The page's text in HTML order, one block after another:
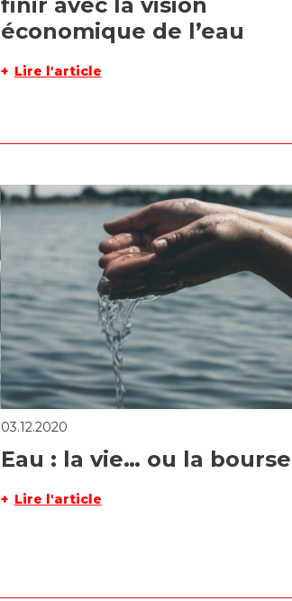
économique de l’eau
Lire l'article
03.12.2020
Eau : la vie… ou la
Lire l'article